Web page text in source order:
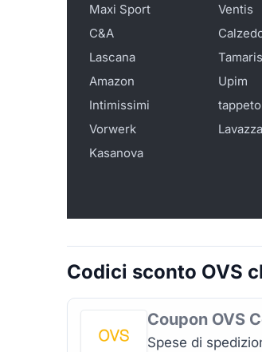
Maxi Sport
Ventis
C&A
Lascana
Tamaris
Amazon
Upim
Intimissimi
tappeto
Vorwerk
Lavazza
Kasanova
Codici sconto OVS
Coupon OVS
Spese di